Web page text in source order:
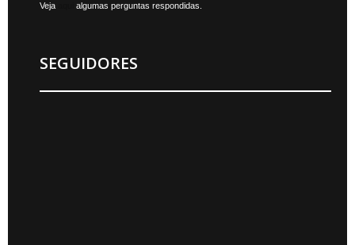
Veja
algumas perguntas respondidas.
SEGUIDORES